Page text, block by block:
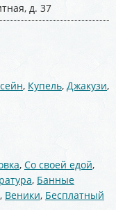
д. 37
, Купель, Джакузи,
, Со своей едой,
, Банные
, Веники, Бесплатный